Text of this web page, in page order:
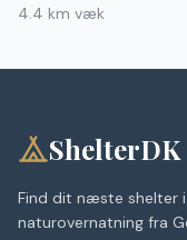
4.4 km væk
ShelterDK
Find dit næste shelter
naturovernatning fra